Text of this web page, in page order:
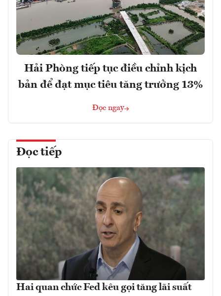
Hải Phòng tiếp tục điều chỉnh kịch
bản để đạt mục tiêu tăng trưởng 13%
Đọc ngay
Đọc tiếp
Hai quan chức Fed kêu gọi tăng lãi suất